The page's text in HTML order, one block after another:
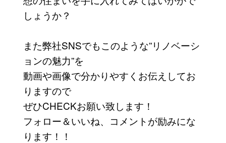
しょうか？
また弊社SNSでもこのような”リノベーシ
ョンの魅力”を
動画や画像で分かりやすくお伝えしてお
りますので
ぜひCHECKお願い致します！
フォロー＆いいね、コメントが励みにな
ります！！